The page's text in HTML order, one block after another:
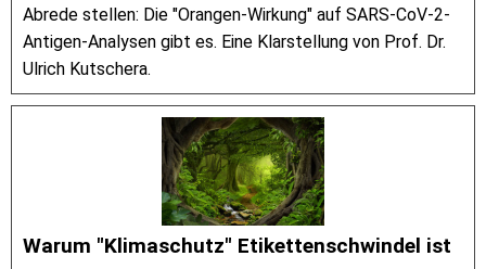
Abrede stellen: Die "Orangen-Wirkung" auf SARS-CoV-2-
Antigen-Analysen gibt es. Eine Klarstellung von Prof. Dr.
Ulrich Kutschera.
Warum "Klimaschutz" Etikettenschwindel ist